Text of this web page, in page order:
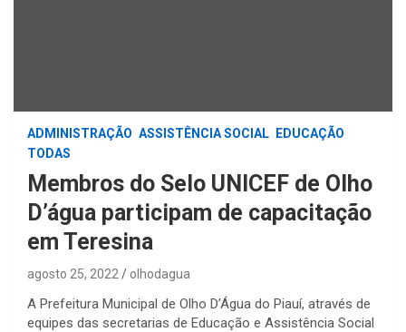
ADMINISTRAÇÃO ASSISTÊNCIA SOCIAL
EDUCAÇÃO
TODAS
Membros do Selo UNICEF de Olho
D’água participam de capacitação
em Teresina
agosto 25, 2022 olhodagua
A Prefeitura Municipal de Olho D’Água do Piauí, através de
equipes das secretarias de Educação e Assistência Social